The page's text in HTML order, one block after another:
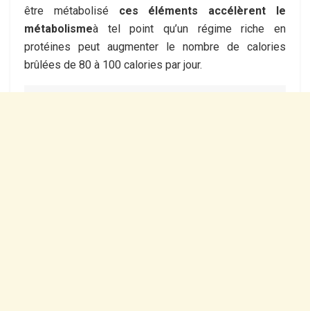
être métabolisé ces éléments accélèrent le
métabolismeà tel point qu’un régime riche en
protéines peut augmenter le nombre de calories
brûlées de 80 à 100 calories par jour.